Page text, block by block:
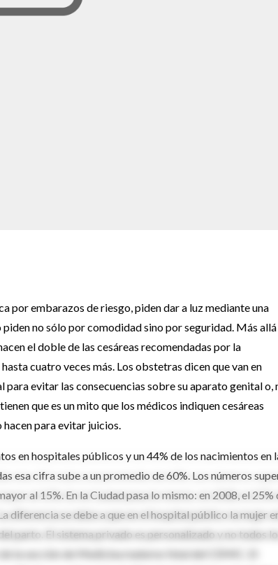
por embarazos de riesgo, piden dar a luz mediante una
no sólo por comodidad sino por seguridad. Más
el doble de las cesáreas recomendadas por la
cuatro veces más. Los obstetras dicen que van en
evitar las consecuencias sobre su aparato genital o,
que es un mito que los médicos indiquen cesáreas
para evitar juicios.
en hospitales públicos y un 44% de los nacimientos en
esa cifra sube a un promedio de 60%. Los números
al 15%. En la Ciudad pasa lo mismo: en 2008, el 25%
diferencia se debe a que en el hospital público la mujer
parto. El sistema privado es personalizado y no todos
la sección de Medicina materno fetal del CEMIC. El